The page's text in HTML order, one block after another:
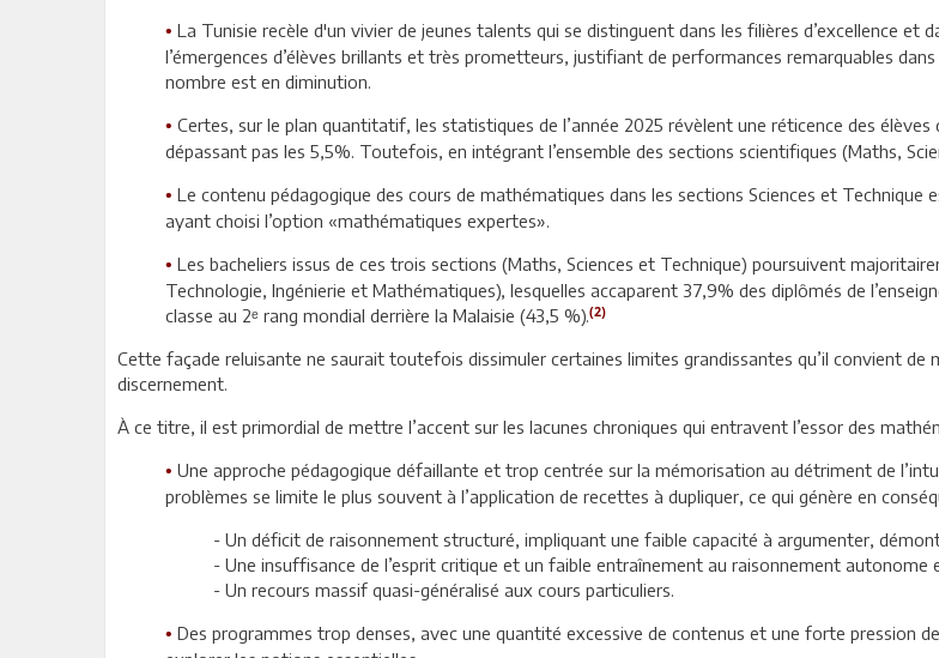
• La Tunisie recèle d'un vivier de jeunes talents qui se distinguent dans les filières d’excellence
l’émergences d’élèves brillants et très prometteurs, justifiant de performances remarquables
nombre est en diminution.
• Certes, sur le plan quantitatif, les statistiques de l’année 2025 révèlent une réticence des
dépassant pas les 5,5%. Toutefois, en intégrant l’ensemble des sections scientifiques (Maths,
• Le contenu pédagogique des cours de mathématiques dans les sections Sciences et
ayant choisi l’option «mathématiques expertes».
• Les bacheliers issus de ces trois sections (Maths, Sciences et Technique) poursuivent
Technologie, Ingénierie et Mathématiques), lesquelles accaparent 37,9% des diplômés de
classe au 2ᵉ rang mondial derrière la Malaisie (43,5 %).(2)
Cette façade reluisante ne saurait toutefois dissimuler certaines limites grandissantes qu’il convient
discernement.
À ce titre, il est primordial de mettre l’accent sur les lacunes chroniques qui entravent l’essor des
• Une approche pédagogique défaillante et trop centrée sur la mémorisation au détriment de
problèmes se limite le plus souvent à l’application de recettes à dupliquer, ce qui génère en
- Un déficit de raisonnement structuré, impliquant une faible capacité à argumenter,
- Une insuffisance de l’esprit critique et un faible entraînement au raisonnement
- Un recours massif quasi-généralisé aux cours particuliers.
• Des programmes trop denses, avec une quantité excessive de contenus et une forte pression